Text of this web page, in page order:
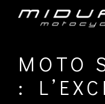
MOTO
: